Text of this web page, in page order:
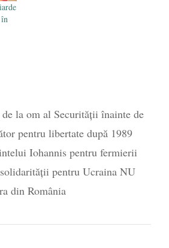
la om al Securității înainte de
pentru libertate după 1989
Iohannis pentru fermierii
pentru Ucraina NU
din România